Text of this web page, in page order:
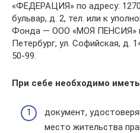
«ФЕДЕРАЦИЯ» по адресу:
бульвар, д. 2, тел. или к
Фонда — ООО «МОЯ ПЕНСИЯ»
Петербург, ул. Софийская, д.
50-99.
При себе необходимо
документ,
место жительства